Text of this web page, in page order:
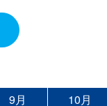
9月 10月